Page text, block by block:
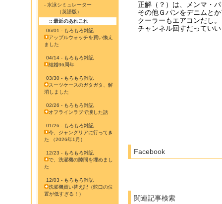
- 水泳シミュレーター
（英語版）
:: 最近のあれこれ
06/01 - もろもろ雑記
アップルウォッチを買い換え
ました
04/14 - もろもろ雑記
結婚36周年
03/30 - もろもろ雑記
スーツケースのガタガタ、解
消しました
02/26 - もろもろ雑記
オフラインラブで涙した話
01/26 - もろもろ雑記
今、ジャングリアに行ってき
た （2026年1月）
12/23 - もろもろ雑記
で、洗濯機の隙間を埋めまし
た
12/03 - もろもろ雑記
洗濯機買い替え記（蛇口の位
置が低すぎる！）
正解（？）は、メンマ・
その他Ｇパンをデニムと
クーラーもエアコンだし。
チャンネル回すだってい
Facebook
関連記事検索